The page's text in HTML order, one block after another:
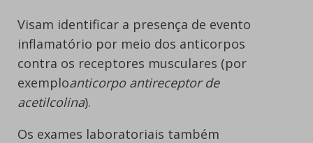
Visam identificar a presença de evento
inflamatório por meio dos anticorpos
contra os receptores musculares (por
exemploanticorpo antireceptor de
acetilcolina).
Os exames laboratoriais também